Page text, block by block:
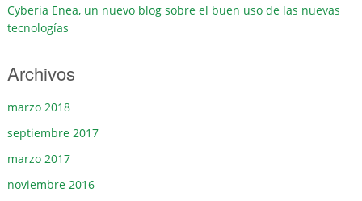
Cyberia Enea, un nuevo blog sobre el buen uso de las nuevas
tecnologías
Archivos
marzo 2018
septiembre 2017
marzo 2017
noviembre 2016